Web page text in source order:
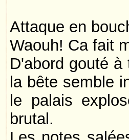
Attaque en
Waouh! Ca fait
D'abord gouté à
la bête semble
le palais
brutal.